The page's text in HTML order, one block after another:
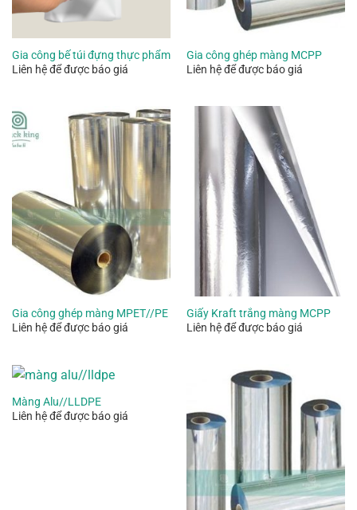
Gia công bế túi đựng thực phẩm
Liên hệ để được báo giá
Gia công ghép màng MCPP
Liên hệ để được báo giá
Gia công ghép màng MPET//PE
Liên hệ để được báo giá
Giấy Kraft trắng màng MCPP
Liên hệ để được báo giá
Màng Alu//LLDPE
Liên hệ để được báo giá